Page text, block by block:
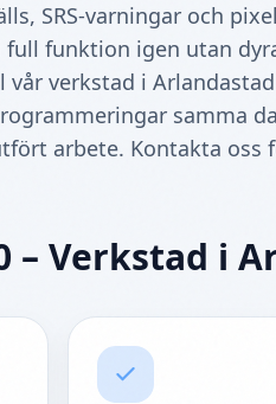
SRS‑varningar och
funktion igen utan
verkstad i
samma
arbete. Kontakta oss
– Verkstad i